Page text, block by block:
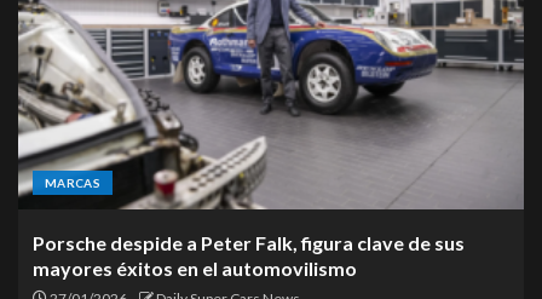
MARCAS
Porsche despide a Peter Falk, figura clave de sus
mayores éxitos en el automovilismo